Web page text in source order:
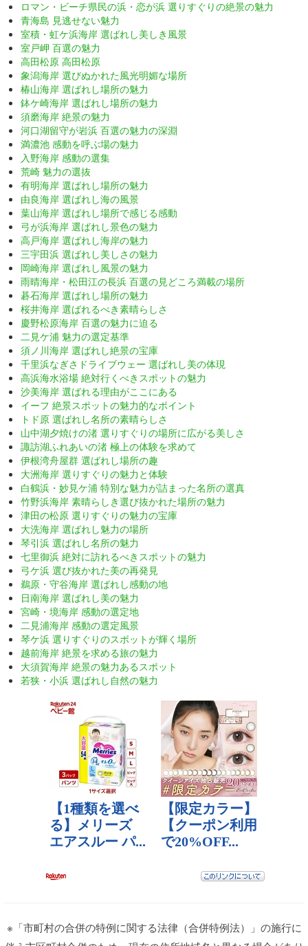
ロマン・ビーチ県民の浜・恋が浜 選りすぐりの絶景の魅力
青海島 見逃せない魅力
室積・虹ケ浜海岸 選ばれし美しき風景
室戸岬 百選の魅力
高田松原 高田松原
象潟海岸 選びぬかれた風光明媚な場所
椿山海岸 選ばれし場所の魅力
鉢ケ崎海岸 選ばれし場所の魅力
須磨海岸 絶景の魅力
河口湖留守が岩浜 百選の魅力の深淵
満濃池 感動を呼ぶ場の魅力
入野海岸 感動の選集
荒崎 魅力の選抜
有明海岸 選ばれし場所の魅力
由良海岸 選ばれし海の風景
葉山海岸 選ばれし場所で感じる感動
弓が浜海岸 選ばれし景色の魅力
高戸海岸 選ばれし海岸の魅力
三宇田浜 選ばれし美しさの魅力
岡崎海岸 選ばれし風景の魅力
雨晴海岸・松田江の長浜 百選の見どころ満載の場所
碁石海岸 選ばれし場所の魅力
桜井海岸 選ばれるべき素晴らしさ
慶野松原海岸 百選の魅力に迫る
二見ケ浦 魅力の選定基準
須ノ川海岸 選ばれし絶景の宝庫
千里浜なぎさドライブウェー 選ばれし美の体現
高浜海水浴場 絶対行くべきスポットの魅力
沙美海岸 選ばれる理由がここにある
イーフ 絶景スポットの魅力的なポイント
トド原 選ばれし名所の素晴らしさ
山中湖夕焼けの渚 選りすぐりの場所に広がる美しさ
諏訪湖ふれあいの渚 極上の体験を求めて
伊根湾舟屋群 選ばれし場所の趣
大洲海岸 選りすぐりの魅力と体験
白鶴浜・妙見ケ浦 特別な魅力が詰まった名所の選真
竹野浜海岸 素晴らしき選び抜かれた場所の魅力
津田の松原 選りすぐりの魅力の宝庫
大洗海岸 選ばれし魅力の場所
琴引浜 選ばれし名所の魅力
七里御浜 絶対に訪れるべきスポットの魅力
弓ケ浜 選び抜かれた美の再発見
鵜原・守谷海岸 選ばれし感動の地
日南海岸 選ばれし美の魅力
宮崎・境海岸 感動の選定地
二見浦海岸 感動の選定風景
琴ケ浜 選りすぐりのスポットが輝く場所
越前海岸 絶景を求める旅の魅力
大須賀海岸 絶景の魅力あるスポット
若狭・小浜 選ばれし自然の魅力
※「市町村の合併の特例に関する法律（合併特例法）」の施行に